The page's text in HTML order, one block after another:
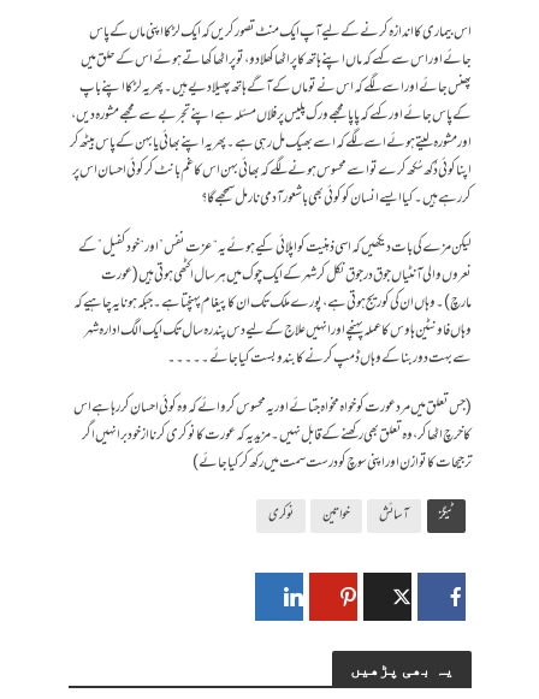
اس بیماری کا اندازہ کرنے کے لیے آپ ایک منٹ تصور کریں کہ ایک لڑکا اپنی ماں کے پاس
جائے اور اس سے کہے کہ ماں اپنے ہاتھ کا پراٹھا کھلا دو، تو پراٹھا کھاتے ہوئے اس کے حلق میں
پھنس جائے اور اسے لگے کہ اس نے تو ماں کے آگے ہاتھ پھیلا دیے ہیں۔ پھر یہ لڑکا اپنے باپ
کے پاس جائے اور کہے کہ پاپا مجھے ورک پلیس پر فلاں مسئلہ ہے اپنے تجربے سے مجھے مشورہ دیں،
اور مشورہ لیتے ہوئے اسے لگے کہ اسے بھیک مل رہی ہے۔ پھر یہ اپنے بھائی یا بہن کے پاس بیٹھ کر
اپنا کوئی دُکھ سُکھ کرے تو اسے محسوس ہونے لگے کہ بھائی بہن اس کا غم بانٹ کر کوئی احسان اس پر
کر رہے ہیں۔ کیا ایسے انسان کو کوئی بھی باشعور آدمی نارمل سمجھے گا؟
لیکن مزے کی بات دیکھیں کہ اسی ذہنیت کو اپلائی کیے ہوئے یہ “عزت نفس” اور “خود کفیل” کے
نعروں والی آنٹیاں جوق در جوق نکل کر شہر کے ایک چوک میں ہر سال اکٹھی ہوتی ہیں (عورت
مارچ)۔ وہاں ان کی کوریج ہوتی ہے، پورے ملک تک ان کا پیغام پہنچتا ہے۔ جبکہ ہونا یہ چاہیے کہ
وہاں فاونٹین ہاوس کا عملہ پہنچے اور انہیں علاج کے لیے دس پندرہ سال تک ایک الگ ادارہ شہر
سے بہت دور بنا کے وہاں ڈمپ کرنے کا بندوبست کیا جائے۔۔۔۔۔
(جس تعلق میں مرد عورت کو خواہ مخواہ جتائے اور یہ محسوس کروائے کہ وہ کوئی احسان کر رہا ہے اس
کا خرچ اٹھا کر، وہ تعلق بھی رکھنے کے قابل نہیں۔ مزید یہ کہ عورت کا نوکری کرنا از خود برا نہیں اگر
ترجیحات کا توازن اور اپنی سوچ کو درست سمت میں رکھ کر کیا جائے)
ٹیگز آسائش خواتین نوکری
یہ بھی پڑھیں